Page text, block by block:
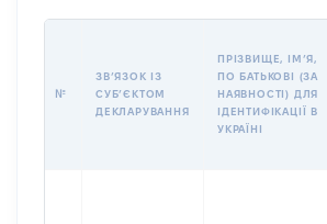
№
ЗВʼЯЗОК ІЗ
СУБʼЄКТОМ
ДЕКЛАРУВАННЯ
ПРІЗВИЩЕ, ІМʼЯ,
ПО БАТЬКОВІ (ЗА
НАЯВНОСТІ) ДЛЯ
ІДЕНТИФІКАЦІЇ В
УКРАЇНІ